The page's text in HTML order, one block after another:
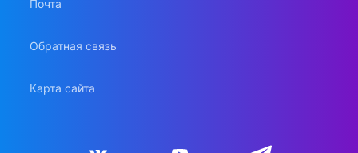
Почта
Обратная связь
Карта сайта